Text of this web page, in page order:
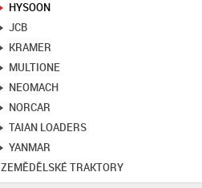
HYSOON
JCB
KRAMER
MULTIONE
NEOMACH
NORCAR
TAIAN LOADERS
YANMAR
ZEMĚDĚLSKÉ TRAKTORY